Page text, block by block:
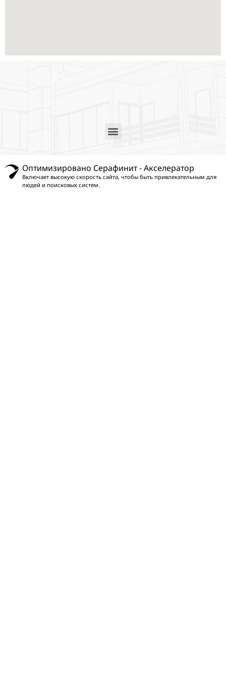
Оптимизировано Серафинит - Акселератор
Включает высокую скорость сайта, чтобы быть привлекательным для
людей и поисковых систем.